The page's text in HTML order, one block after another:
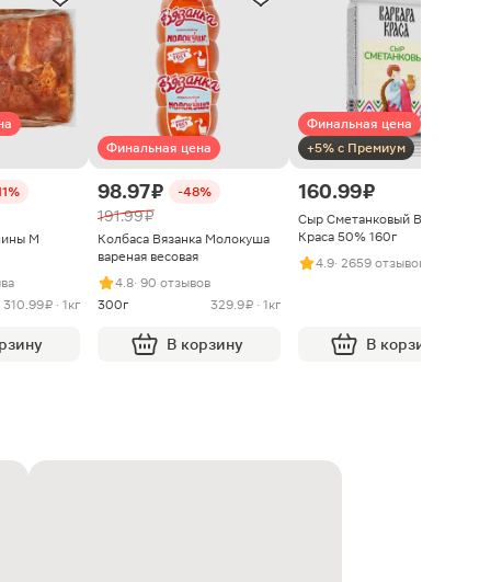
М
310.99 ₽ · 1кг
Финальная цена
98.97 ₽ -48%
191.99 ₽
Колбаса Вязанка Молокуша
вареная весовая
4.8· 90 отзывов
300г
329.9 ₽ · 1кг
В корзину
Финальная цена
+5% с Премиум
160.99 ₽
Сыр Сметанковый Варвара
Краса 50% 160г
4.9· 2659 отзывов
В корзину